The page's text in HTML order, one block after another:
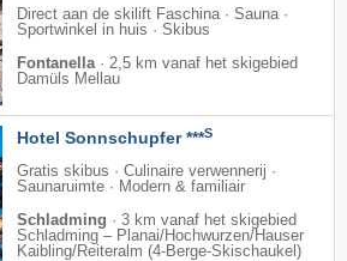
Direct aan de skilift Faschina · Sauna ·
Sportwinkel in huis · Skibus
Fontanella · 2,5 km vanaf het skigebied
Damüls Mellau
Hotel Sonnschupfer ***S
Gratis skibus · Culinaire verwennerij ·
Saunaruimte · Modern & familiair
Schladming · 3 km vanaf het skigebied
Schladming – Planai/​Hochwurzen/​Hauser
Kaibling/​Reiteralm (4-Berge-Skischaukel)